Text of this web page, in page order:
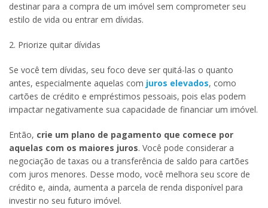
destinar para a compra de um imóvel sem comprometer seu
estilo de vida ou entrar em dívidas.
2. Priorize quitar dívidas
Se você tem dívidas, seu foco deve ser quitá-las o quanto
antes, especialmente aquelas com juros elevados, como
cartões de crédito e empréstimos pessoais, pois elas podem
impactar negativamente sua capacidade de financiar um imóvel.
Então, crie um plano de pagamento que comece por
aquelas com os maiores juros. Você pode considerar a
negociação de taxas ou a transferência de saldo para cartões
com juros menores. Desse modo, você melhora seu score de
crédito e, ainda, aumenta a parcela de renda disponível para
investir no seu futuro imóvel.